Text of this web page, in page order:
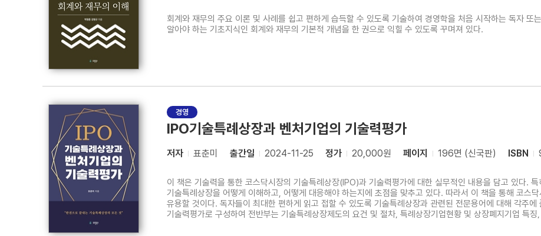
회계와 재무의 주요 이론 및 사례를 쉽고 편하게 습득할 수 있도록 기술하여 경영학을 처음 시작하는 독자 또
알아야 하는 기초지식인 회계와 재무의 기본적 개념을 한 권으로 익힐 수 있도록 꾸며져 있다.
경영
IPO기술특례상장과 벤처기업의 기술력평가
저자 표춘미 출간일 2024-11-25 정가 20,000원 페이지 196면 (신국판) ISBN
이 책은 기술력을 통한 코스닥시장의 기술특례상장(IPO)과 기술력평가에 대한 실무적인 내용을 담고 있다.
기술특례상장을 어떻게 이해하고, 어떻게 대응해야 하는지에 초점을 맞추고 있다. 따라서 이 책을 통해 코스
유용할 것이다. 독자들이 최대한 편하게 읽고 접할 수 있도록 기술특례상장과 관련된 전문용어에 대해 각주에 풀이 해 놓았다. 이 책의 내용은
기술력평가로 구성하여 전반부는 기술특례상장제도의 요건 및 절차, 특례상장기업현황 및 상장폐지기업 특